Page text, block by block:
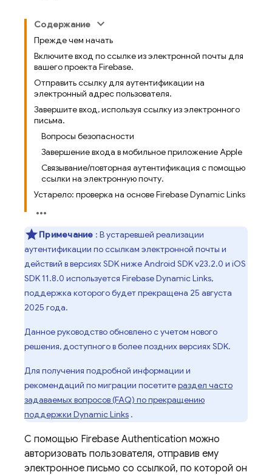
Содержание
Прежде чем начать
Включите вход по ссылке из электронной почты для
вашего проекта Firebase.
Отправить ссылку для аутентификации на
электронный адрес пользователя.
Завершите вход, используя ссылку из электронного
письма.
Вопросы безопасности
Завершение входа в мобильное приложение Apple
Связывание/повторная аутентификация с помощью
ссылки на электронную почту.
Устарело: проверка на основе Firebase Dynamic Links
Примечание : В устаревшей реализации
аутентификации по ссылкам электронной почты и
действий в версиях SDK ниже Android SDK v23.2.0 и iOS
SDK 11.8.0 используется Firebase Dynamic Links,
поддержка которого будет прекращена 25 августа
2025 года.
Данное руководство обновлено с учетом нового
решения, доступного в более поздних версиях SDK.
Для получения подробной информации и
рекомендаций по миграции посетитераздел часто
задаваемых вопросов (FAQ) по прекращению
поддержки Dynamic Links .
С помощью Firebase Authentication можно
авторизовать пользователя, отправив ему
электронное письмо со ссылкой, по которой он